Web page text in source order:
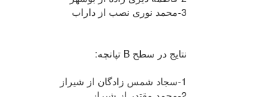
3-محمد نوری نصب از داراب
نتایج در سطح B تپانچه:
1-سجاد شمس زادگان از شیراز